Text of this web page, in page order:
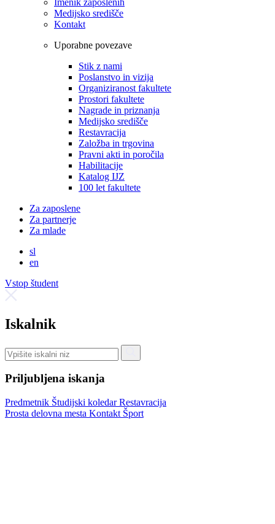
Medijsko središče
Kontakt
Uporabne povezave
Stik z nami
Poslanstvo in vizija
Organiziranost fakultete
Prostori fakultete
Nagrade in priznanja
Medijsko središče
Restavracija
Založba in trgovina
Pravni akti in poročila
Habilitacije
Katalog IJZ
100 let fakultete
Za zaposlene
Za partnerje
Za mlade
sl
en
Vstop študent
Iskalnik
Priljubljena iskanja
Predmetnik Študijski koledarRestavracija
Prosta delovna mesta Kontakt Šport